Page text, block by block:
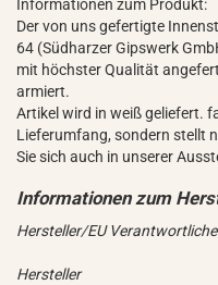
Informationen zum Produkt:
Der von uns gefertigte
64 (Südharzer Gipswerk
mit höchster Qualität
armiert.
Artikel wird in weiß geliefert.
Lieferumfang, sondern stellt
Sie sich auch in unserer
Hersteller/EU
Hersteller